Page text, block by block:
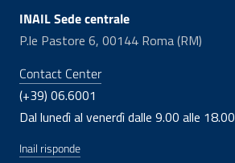
INAIL Sede centrale
P.le Pastore 6, 00144 Roma (RM)
Contact Center
(+39) 06.6001
Dal lunedì al venerdì dalle 9.00 alle 18.00
Inail risponde